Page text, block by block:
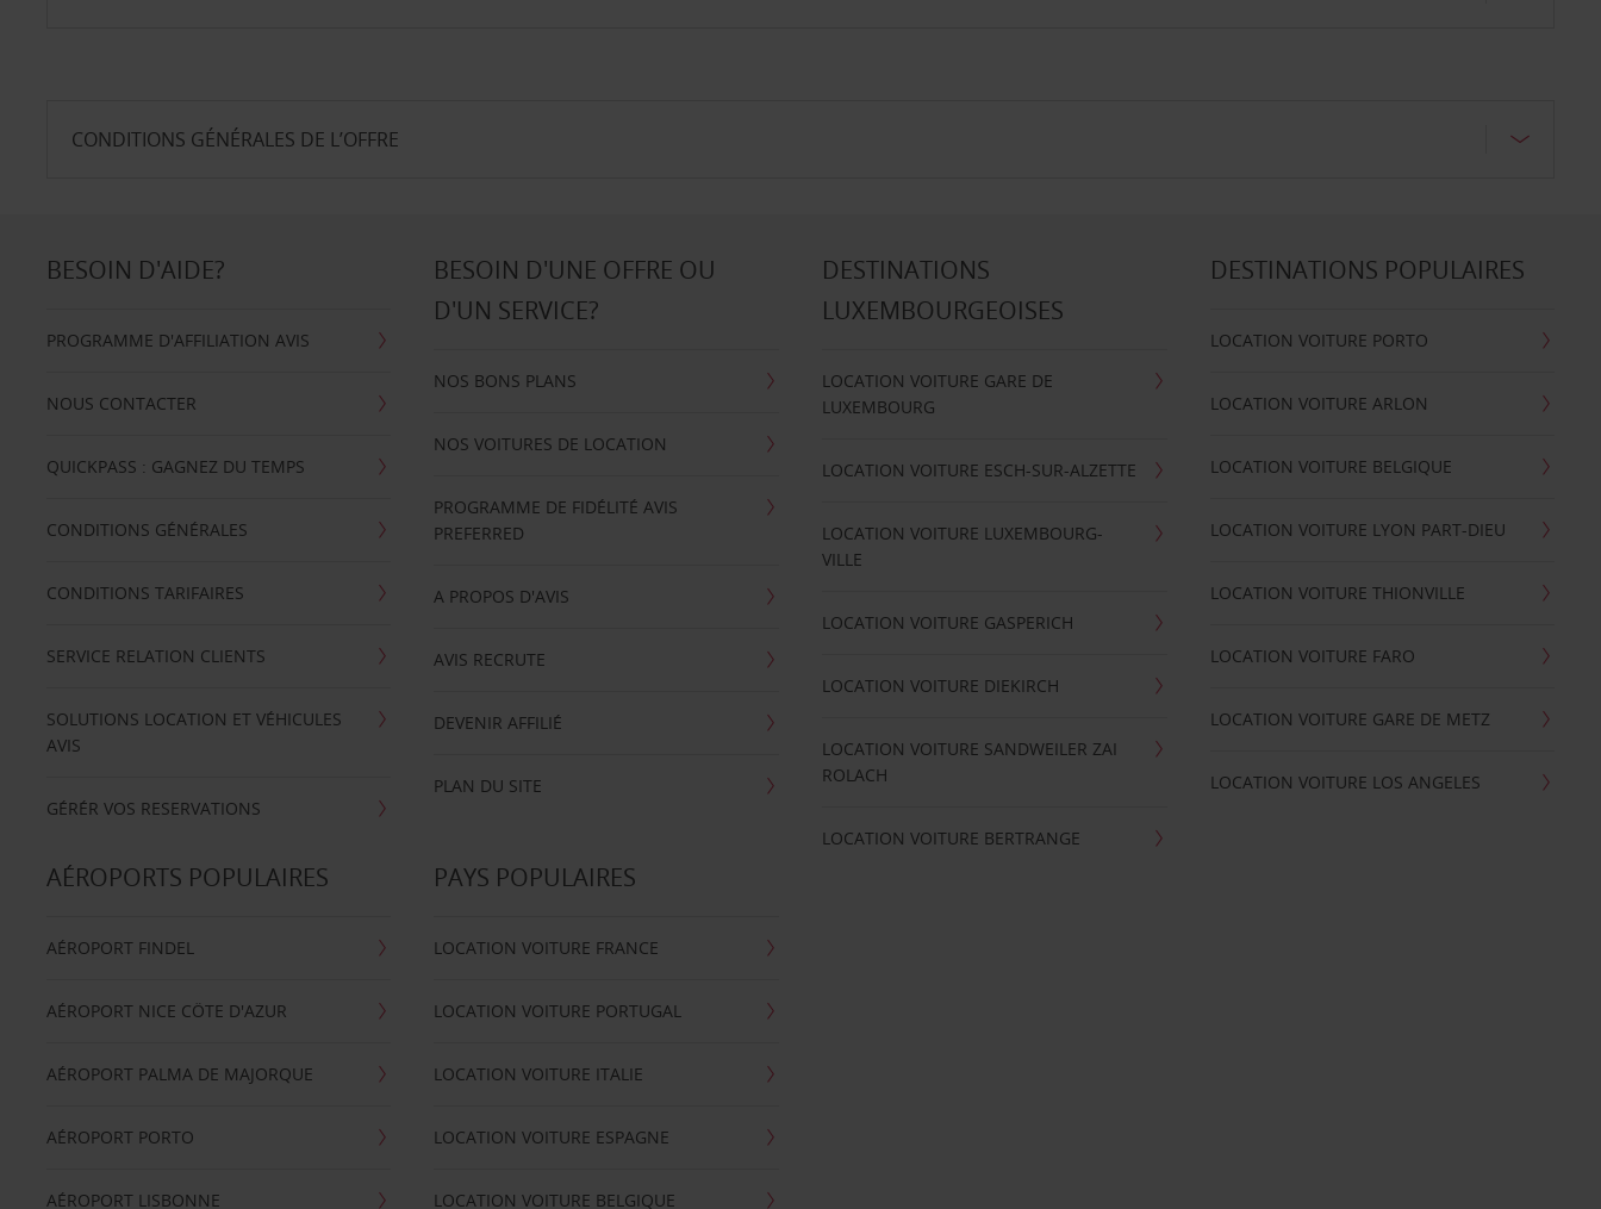
CONDITIONS GÉNÉRALES DE L’OFFRE
BESOIN D'AIDE?
PROGRAMME D'AFFILIATION AVIS
NOUS CONTACTER
QUICKPASS : GAGNEZ DU TEMPS
CONDITIONS GÉNÉRALES
CONDITIONS TARIFAIRES
SERVICE RELATION CLIENTS
SOLUTIONS LOCATION ET VÉHICULES
AVIS
GÉRÉR VOS RESERVATIONS
BESOIN D'UNE OFFRE OU
D'UN SERVICE?
NOS BONS PLANS
NOS VOITURES DE LOCATION
PROGRAMME DE FIDÉLITÉ AVIS
PREFERRED
A PROPOS D'AVIS
AVIS RECRUTE
DEVENIR AFFILIÉ
PLAN DU SITE
DESTINATIONS
LUXEMBOURGEOISES
LOCATION VOITURE GARE DE
LUXEMBOURG
LOCATION VOITURE ESCH-SUR-ALZETTE
LOCATION VOITURE LUXEMBOURG-
VILLE
LOCATION VOITURE GASPERICH
LOCATION VOITURE DIEKIRCH
LOCATION VOITURE SANDWEILER ZAI
ROLACH
LOCATION VOITURE BERTRANGE
DESTINATIONS POPULAIRES
LOCATION VOITURE PORTO
LOCATION VOITURE ARLON
LOCATION VOITURE BELGIQUE
LOCATION VOITURE LYON PART-DIEU
LOCATION VOITURE THIONVILLE
LOCATION VOITURE FARO
LOCATION VOITURE GARE DE METZ
LOCATION VOITURE LOS ANGELES
AÉROPORTS POPULAIRES
AÉROPORT FINDEL
AÉROPORT NICE CÖTE D'AZUR
AÉROPORT PALMA DE MAJORQUE
AÉROPORT PORTO
AÉROPORT LISBONNE
PAYS POPULAIRES
LOCATION VOITURE FRANCE
LOCATION VOITURE PORTUGAL
LOCATION VOITURE ITALIE
LOCATION VOITURE ESPAGNE
LOCATION VOITURE BELGIQUE